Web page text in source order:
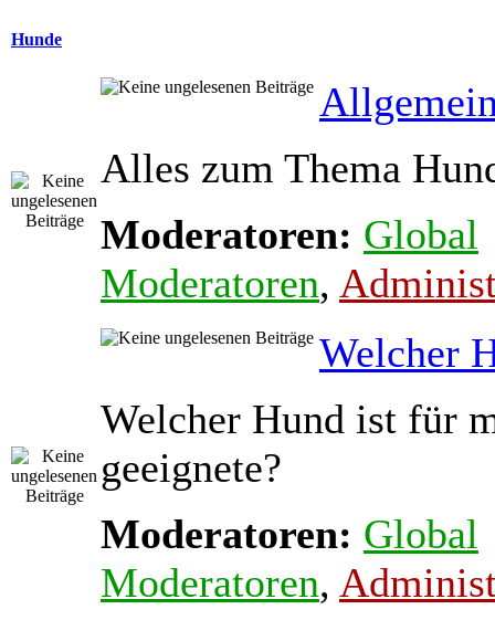
Hunde
Alles zum Thema
Moderatoren: Global
Moderatoren,
Welcher
Welcher Hund ist für
geeignete?
Moderatoren: Global
Moderatoren,